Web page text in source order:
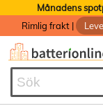
Månadens
Rimlig frakt |